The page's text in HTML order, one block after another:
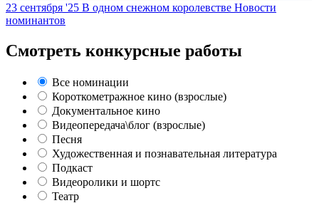
23 сентября '25 В одном снежном королевстве Новости
номинантов
Смотреть конкурсные работы
Все номинации
Короткометражное кино (взрослые)
Документальное кино
Видеопередача\блог (взрослые)
Песня
Художественная и познавательная литература
Подкаст
Видеоролики и шортс
Театр